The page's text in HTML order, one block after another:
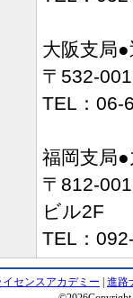
大阪支局
〒532-
TEL：06-
福岡支局
〒812-
ビル2F
TEL：
イセンスアカデミー | 進路